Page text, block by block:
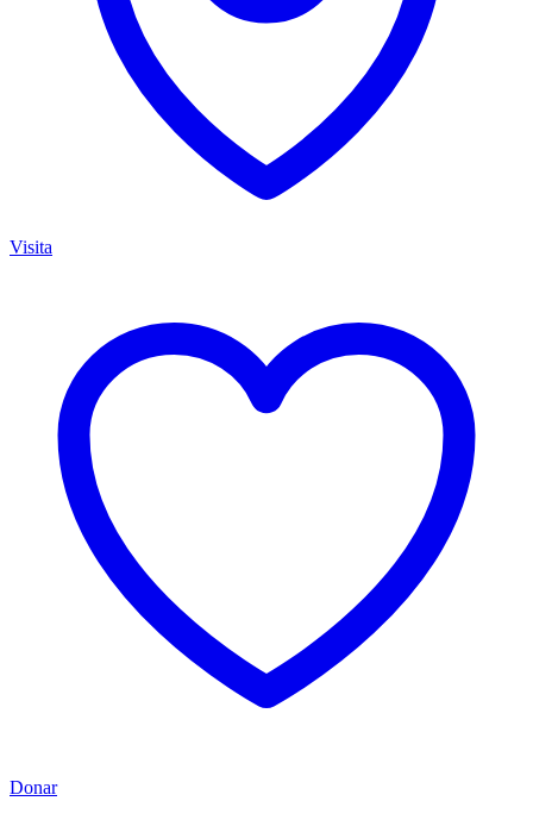
Visita
Donar